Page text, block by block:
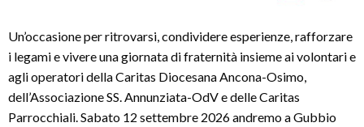
Un’occasione per ritrovarsi, condividere esperienze, rafforzare
i legami e vivere una giornata di fraternità insieme ai volontari e
agli operatori della Caritas Diocesana Ancona-Osimo,
dell’Associazione SS. Annunziata-OdV e delle Caritas
Parrocchiali. Sabato 12 settembre 2026 andremo a Gubbio